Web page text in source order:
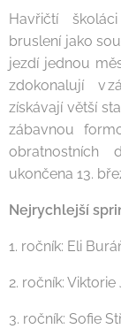
Havřičtí
bruslení jako
jezdí jednou
zdokonalují v
získávají větší
zábavnou
obratnostních
ukončena 13.
Nejrychlejší
1. ročník: Eli
2. ročník:
3. ročník: Sofie